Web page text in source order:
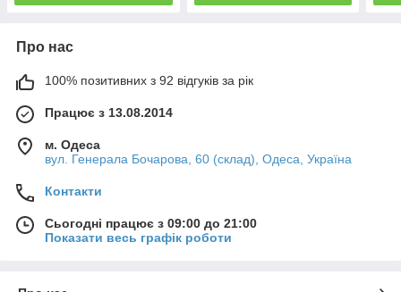
Про нас
100% позитивних з 92 відгуків за рік
Працює з 13.08.2014
м. Одеса
вул. Генерала Бочарова, 60 (склад), Одеса, Україна
Контакти
Сьогодні працює з 09:00 до 21:00
Показати весь графік роботи